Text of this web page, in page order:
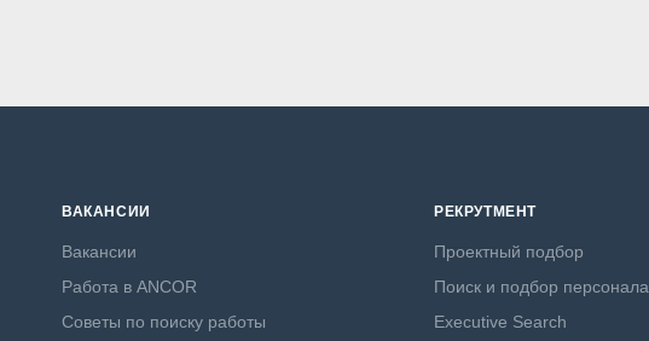
ВАКАНСИИ
Вакансии
Работа в ANCOR
Советы по поиску работы
РЕКРУТМЕНТ
Проектный подбор
Поиск и подбор персонала
Executive Search